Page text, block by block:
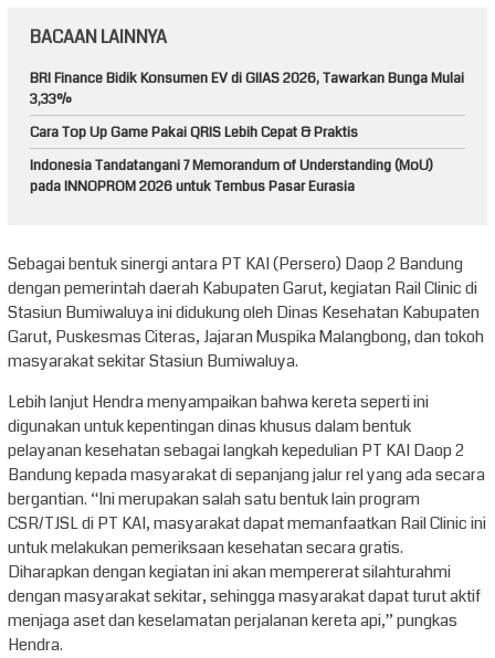
BACAAN LAINNYA
BRI Finance Bidik Konsumen EV di GIIAS 2026, Tawarkan Bunga Mulai
3,33%
Cara Top Up Game Pakai QRIS Lebih Cepat & Praktis
Indonesia Tandatangani 7 Memorandum of Understanding (MoU)
pada INNOPROM 2026 untuk Tembus Pasar Eurasia
Sebagai bentuk sinergi antara PT KAI (Persero) Daop 2 Bandung
dengan pemerintah daerah Kabupaten Garut, kegiatan Rail Clinic di
Stasiun Bumiwaluya ini didukung oleh Dinas Kesehatan Kabupaten
Garut, Puskesmas Citeras, Jajaran Muspika Malangbong, dan tokoh
masyarakat sekitar Stasiun Bumiwaluya.
Lebih lanjut Hendra menyampaikan bahwa kereta seperti ini
digunakan untuk kepentingan dinas khusus dalam bentuk
pelayanan kesehatan sebagai langkah kepedulian PT KAI Daop 2
Bandung kepada masyarakat di sepanjang jalur rel yang ada secara
bergantian. “Ini merupakan salah satu bentuk lain program
CSR/TJSL di PT KAI, masyarakat dapat memanfaatkan Rail Clinic ini
untuk melakukan pemeriksaan kesehatan secara gratis.
Diharapkan dengan kegiatan ini akan mempererat silahturahmi
dengan masyarakat sekitar, sehingga masyarakat dapat turut aktif
menjaga aset dan keselamatan perjalanan kereta api,” pungkas
Hendra.